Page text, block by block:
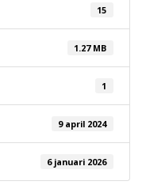
15
1.27 MB
1
9 april 2024
6 januari 2026